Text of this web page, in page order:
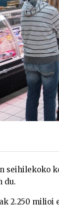
seihilekoko
du.
2.250